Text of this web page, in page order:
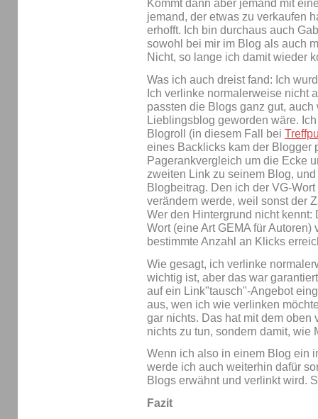
Kommt dann aber jemand mit
jemand, der etwas zu verkaufen
erhofft. Ich bin durchaus auch
sowohl bei mir im Blog als auch
Nicht, so lange ich damit wieder
Was ich auch dreist fand: Ich
Ich verlinke normalerweise nicht
passten die Blogs ganz gut,
Lieblingsblog geworden wäre.
Blogroll (in diesem Fall bei
eines Backlicks kam der Blogger
Pagerankvergleich um die Ecke
zweiten Link zu seinem Blog,
Blogbeitrag. Den ich der VG-
verändern werde, weil sonst der
Wer den Hintergrund nicht
Wort (eine Art GEMA für
bestimmte Anzahl an Klicks
Wie gesagt, ich verlinke
wichtig ist, aber das war
auf ein Link"tausch"-Angebot
aus, wen ich wie verlinken
gar nichts. Das hat mit dem
nichts zu tun, sondern damit, wie
Wenn ich also in einem Blog ein
werde ich auch weiterhin dafür
Blogs erwähnt und verlinkt wird.
Fazit